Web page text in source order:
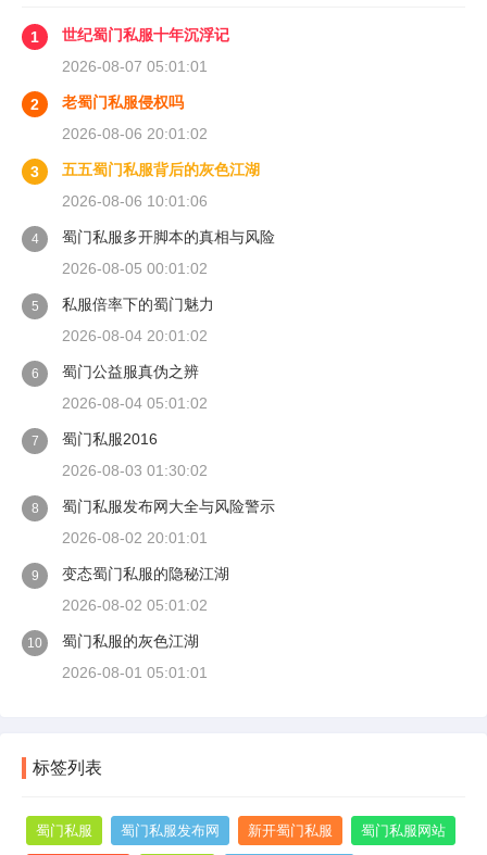
1
世纪蜀门私服十年沉浮记
2026-08-07 05:01:01
2
老蜀门私服侵权吗
2026-08-06 20:01:02
3
五五蜀门私服背后的灰色江湖
2026-08-06 10:01:06
4
蜀门私服多开脚本的真相与风险
2026-08-05 00:01:02
5
私服倍率下的蜀门魅力
2026-08-04 20:01:02
6
蜀门公益服真伪之辨
2026-08-04 05:01:02
7
蜀门私服2016
2026-08-03 01:30:02
8
蜀门私服发布网大全与风险警示
2026-08-02 20:01:01
9
变态蜀门私服的隐秘江湖
2026-08-02 05:01:02
10
蜀门私服的灰色江湖
2026-08-01 05:01:01
标签列表
蜀门私服 蜀门私服发布网 新开蜀门私服 蜀门私服网站